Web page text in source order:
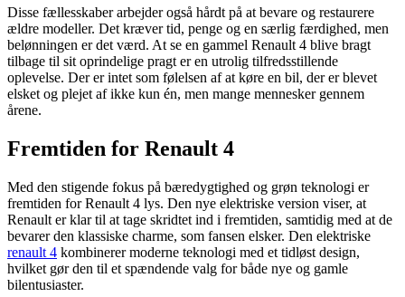
Disse fællesskaber arbejder også hårdt på at bevare og restaurere
ældre modeller. Det kræver tid, penge og en særlig færdighed, men
belønningen er det værd. At se en gammel Renault 4 blive bragt
tilbage til sit oprindelige pragt er en utrolig tilfredsstillende
oplevelse. Der er intet som følelsen af at køre en bil, der er blevet
elsket og plejet af ikke kun én, men mange mennesker gennem
årene.
Fremtiden for Renault 4
Med den stigende fokus på bæredygtighed og grøn teknologi er
fremtiden for Renault 4 lys. Den nye elektriske version viser, at
Renault er klar til at tage skridtet ind i fremtiden, samtidig med at de
bevarer den klassiske charme, som fansen elsker. Den elektriske
renault 4 kombinerer moderne teknologi med et tidløst design,
hvilket gør den til et spændende valg for både nye og gamle
bilentusiaster.